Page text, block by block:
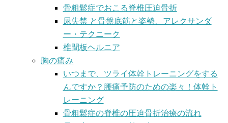
骨粗鬆症でおこる脊椎圧迫骨折
尿失禁 と骨盤底筋と姿勢、アレクサンダ
ー・テクニーク
椎間板ヘルニア
胸の痛み
いつまで、ツライ体幹トレーニングをする
んですか？腰痛予防のための楽々！体幹ト
レーニング
骨粗鬆症の脊椎の圧迫骨折治療の流れ